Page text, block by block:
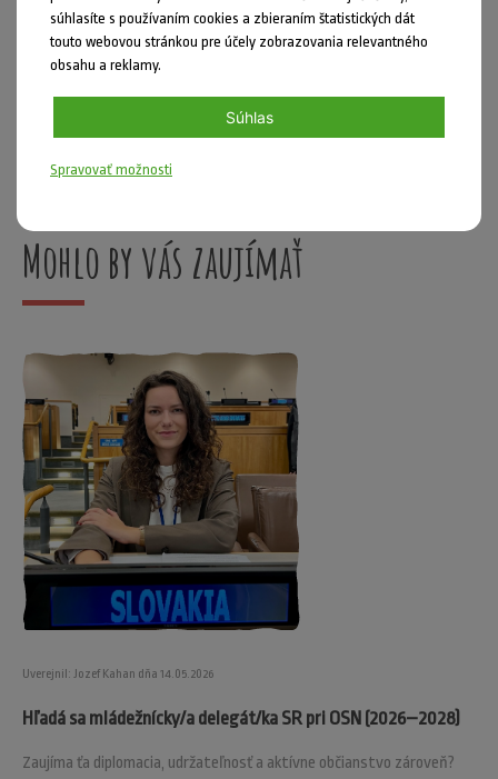
Školáci,Skvelé leto
Mohlo by vás zaujímať
Uverejnil: Jozef Kahan dňa 14.05.2026
Hľadá sa mládežnícky/a delegát/ka SR pri OSN (2026–2028)
Zaujíma ťa diplomacia, udržateľnosť a aktívne občianstvo zároveň?
súhlasíte s používaním cookies a zbieraním štatistických dát
touto webovou stránkou pre účely zobrazovania relevantného
obsahu a reklamy.
Súhlas
Spravovať možnosti